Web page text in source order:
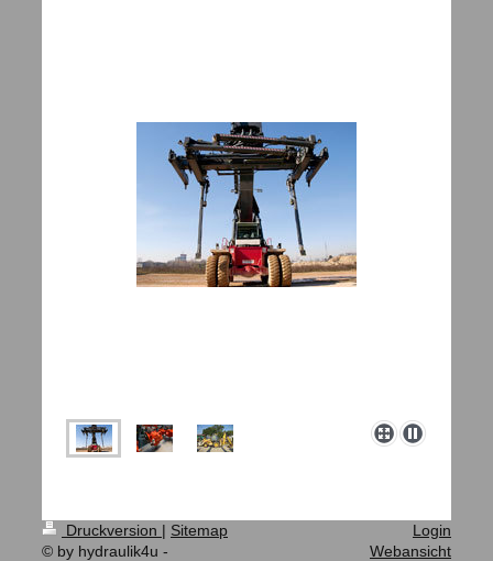
Druckversion | Sitemap
© by hydraulik4u -
Login
Webansicht